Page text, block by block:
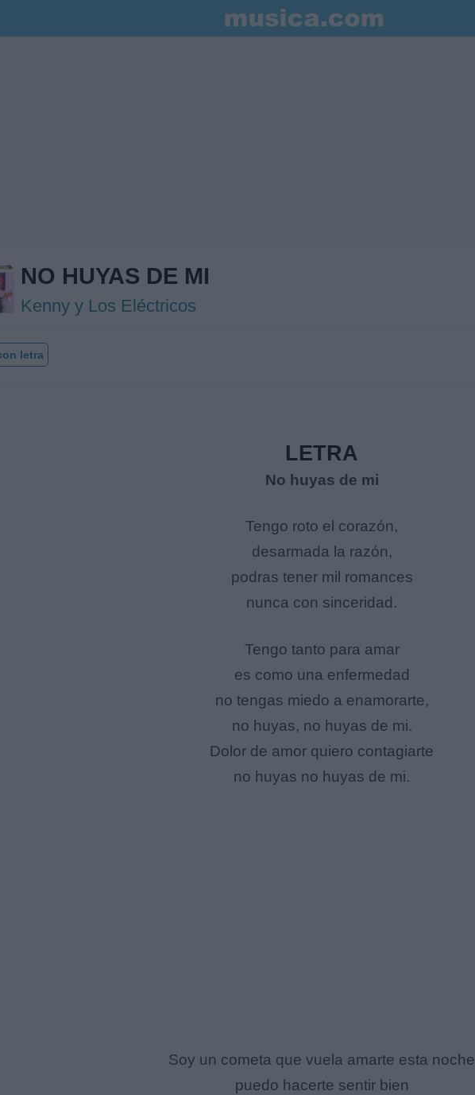
NO HUYAS DE MI
Kenny y Los Eléctricos
letra
LETRA
No huyas de mi
Tengo roto el corazón,
desarmada la razón,
podras tener mil romances
nunca con sinceridad.
Tengo tanto para amar
es como una enfermedad
no tengas miedo a enamorarte,
no huyas, no huyas de mi.
Dolor de amor quiero contagiarte
no huyas no huyas de mi.
Soy un cometa que vuela amarte esta noche
puedo hacerte sentir bien